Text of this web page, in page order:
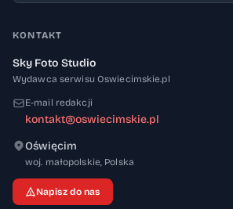
KONTAKT
Sky Foto Studio
Wydawca serwisu Oswiecimskie.pl
E-mail redakcji
kontakt@oswiecimskie.pl
Oświęcim
woj. małopolskie, 32-600
Polska
Napisz do nas